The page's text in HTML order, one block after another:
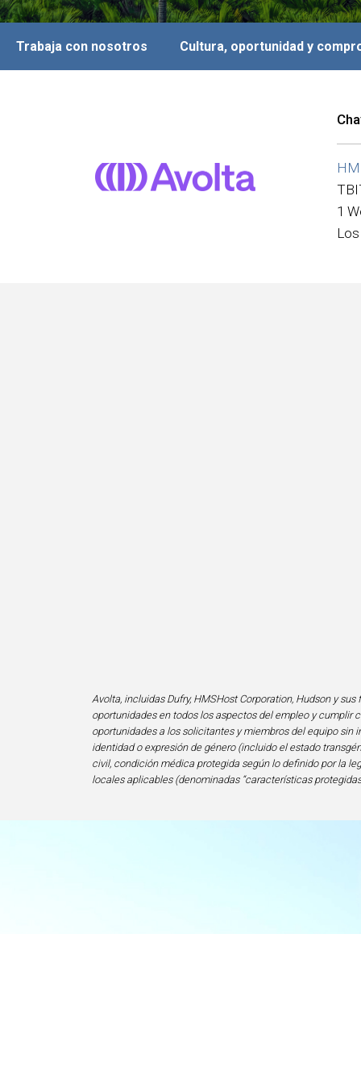
Trabaja con nosotros Cultura, oportunidad y
1
Avolta, incluidas Dufry, HMSHost Corporation, Hudson y
oportunidades en todos los aspectos del empleo y cumplir
oportunidades a los solicitantes y miembros del equipo sin
identidad o expresión de género (incluido el estado
civil, condición médica protegida según lo definido por la
locales aplicables (denominadas “características